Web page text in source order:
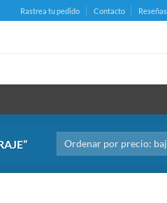
Rastrea tu pedido Contacto Reseñas